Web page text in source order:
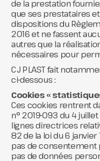
de la prestation fournie,
que ses prestataires
dispositions du
2016 et ne fassent
autres que la
nécessaires pour
CJ PLAST fait
ci-dessous :
Cookies «
Ces cookies rentrent
n° 2019-093 du 4
lignes directrices
82 de la loi du 6
pas de consentement
pas de données